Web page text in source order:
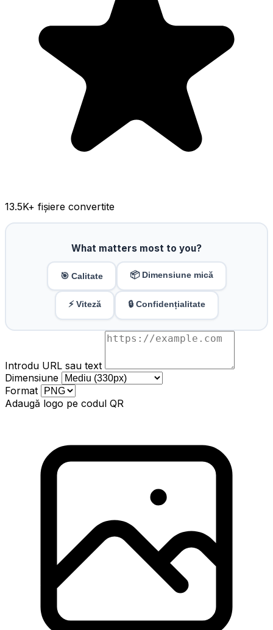
13.5K+ fișiere convertite
What matters most to you?
🎯 Calitate 📦 Dimensiune mică
⚡ Viteză 🔒 Confidențialitate
Introdu URL sau text
Dimensiune
Format
Adaugă logo pe codul QR